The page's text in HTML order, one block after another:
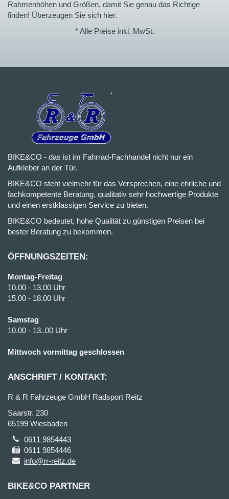
Rahmenhöhen und Größen, damit Sie genau das Richtige
finden! Überzeugen Sie sich hier.
* Alle Preise inkl. MwSt.
BIKE&CO - das ist im Fahrrad-Fachhandel nicht nur ein
Aufkleber an der Tür.
BIKE&CO steht vielmehr für das Versprechen, eine ehrliche und
fachkompetente Beratung, qualitativ sehr hochwertige Produkte
und einen erstklassigen Service zu bieten.
BIKE&CO bedeutet, hohe Qualität zu günstigen Preisen bei
bester Beratung zu bekommen.
ÖFFNUNGSZEITEN:
Montag-Freitag
10.00 - 13.00 Uhr
15.00 - 18.00 Uhr
Samstag
10.00 - 13..00 Uhr
Mittwoch vormittag geschlossen
ANSCHRIFT / KONTAKT:
R & R Fahrzeuge GmbH Radsport Reitz
Saarstr. 230
65199 Wiesbaden
0611 9854443
0611 9854446
info@rr-reitz.de
BIKE&CO PARTNER